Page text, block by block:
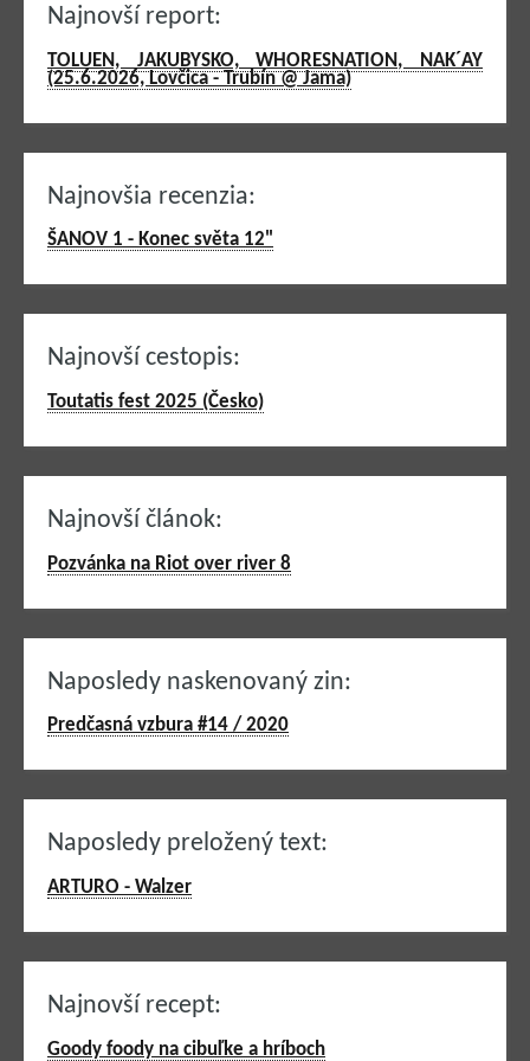
Najnovší report:
TOLUEN, JAKUBYSKO, WHORESNATION, NAK´AY
(25.6.2026, Lovčica - Trubín @ Jama)
Najnovšia recenzia:
ŠANOV 1 - Konec světa 12"
Najnovší cestopis:
Toutatis fest 2025 (Česko)
Najnovší článok:
Pozvánka na Riot over river 8
Naposledy naskenovaný zin:
Predčasná vzbura #14 / 2020
Naposledy preložený text:
ARTURO - Walzer
Najnovší recept:
Goody foody na cibuľke a hríboch